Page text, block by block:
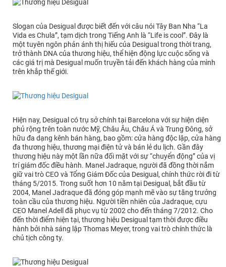
Slogan của Desigual được biết đến với câu nói Tây Ban Nha “La
Vida es Chula”, tạm dịch trong Tiếng Anh là “Life is cool”. Đây là
một tuyên ngôn phản ánh thị hiếu của Desigual trong thời trang,
trở thành DNA của thương hiệu, thể hiện động lực cuộc sống và
các giá trị mà Desigual muốn truyền tải đến khách hàng của mình
trên khắp thế giới.
Hiện nay, Desigual có trụ sở chính tại Barcelona với sự hiện diện
phủ rộng trên toàn nước Mỹ, Châu Âu, Châu Á và Trung Đông, sở
hữu đa dạng kênh bán hàng, bao gồm: cửa hàng độc lập, cửa hàng
đa thương hiệu, thương mại điện tử và bán lẻ du lịch. Gần đây
thương hiệu này một lần nữa đối mặt với sự “chuyển động” của vị
trí giám đốc điều hành. Manel Jadraque, người đã đồng thời nắm
giữ vai trò CEO và Tổng Giám Đốc của Desigual, chính thức rời đi từ
tháng 5/2015. Trong suốt hơn 10 năm tại Desigual, bắt đầu từ
2004, Manel Jadraque đã đóng góp mạnh mẽ vào sự tăng trưởng
toàn cầu của thương hiệu. Người tiền nhiên của Jadraque, cựu
CEO Manel Adell đã phục vụ từ 2002 cho đến tháng 7/2012. Cho
đến thời điểm hiện tại, thương hiệu Desigual tạm thời được điều
hành bởi nhà sáng lập Thomas Meyer, trong vai trò chính thức là
chủ tịch công ty.